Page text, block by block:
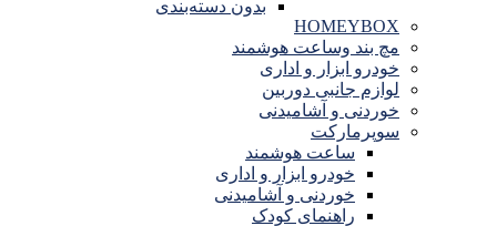
بدون دسته‌بندی
HOMEYBOX
مچ بند وساعت هوشمند
خودرو ابزار و اداری
لوازم جانبی دوربین
خوردنی و آشامیدنی
سوپرمارکت
ساعت هوشمند
خودرو ابزار و اداری
خوردنی و آشامیدنی
راهنمای کودک